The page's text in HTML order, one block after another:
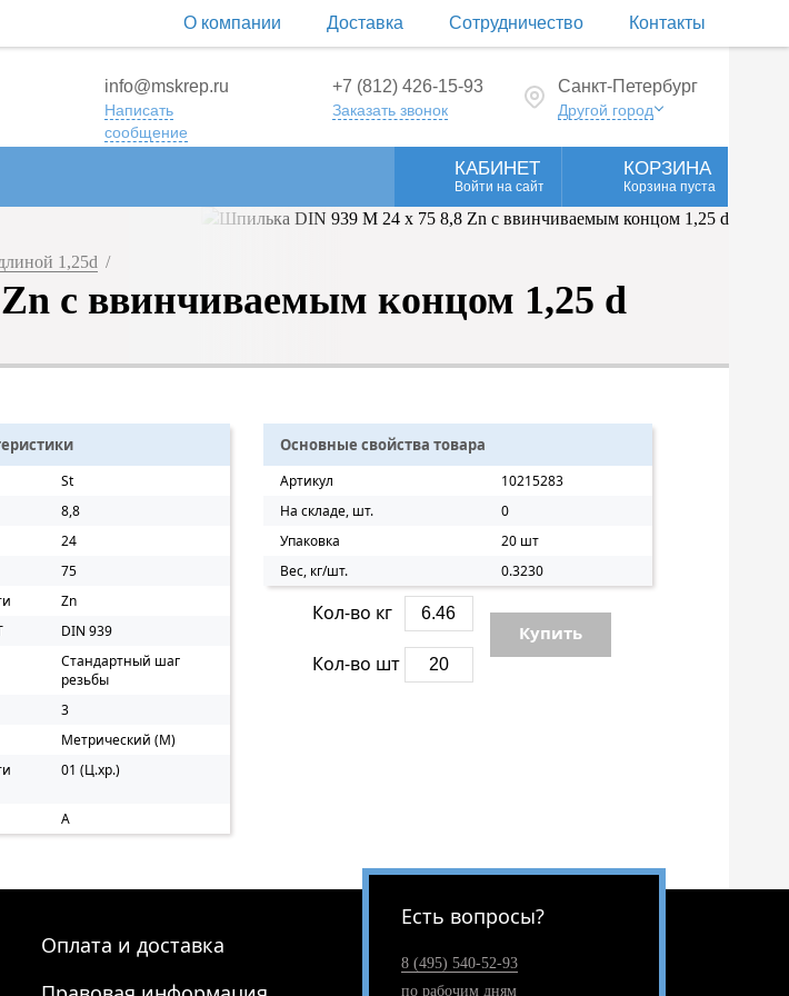
О компании Доставка Сотрудничество Контакты
info@mskrep.ru
Написать
сообщение
+7 (812) 426-15-93
Заказать звонок
Санкт-Петербург
Другой город
КАБИНЕТ
Войти на сайт
КОРЗИНА
Корзина пуста
1,25d /
с ввинчиваемым концом 1,25 d
St
8,8
24
75
Zn
DIN 939
Стандартный шаг
резьбы
3
Метрический (M)
01 (Ц.хр.)
A
Основные свойства товара
Артикул
10215283
На складе, шт.
0
Упаковка
20 шт
Вес, кг/шт.
0.3230
Кол-во кг
Кол-во шт
Купить
Оплата и доставка
Есть вопросы?
8 (495) 540-52-93
по рабочим дням